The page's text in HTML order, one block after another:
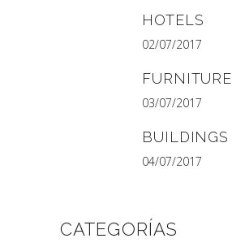
HOTELS
02/07/2017
FURNITURE
03/07/2017
BUILDINGS
04/07/2017
CATEGORÍAS